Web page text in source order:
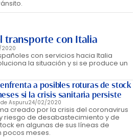
transporte con Italia
con servicios hacia Italia
la situación y si se produce un
a posibles roturas de stock
si la crisis sanitaria persiste
Aspuru24/02/2020
creado por la crisis del coronavirus
riesgo de desabastecimiento y de
en algunas de sus líneas de
pocos meses.